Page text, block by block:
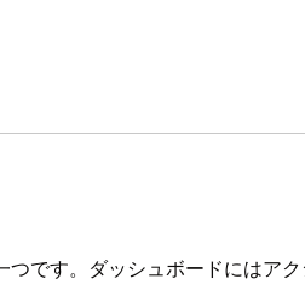
です。ダッシュボードにはア